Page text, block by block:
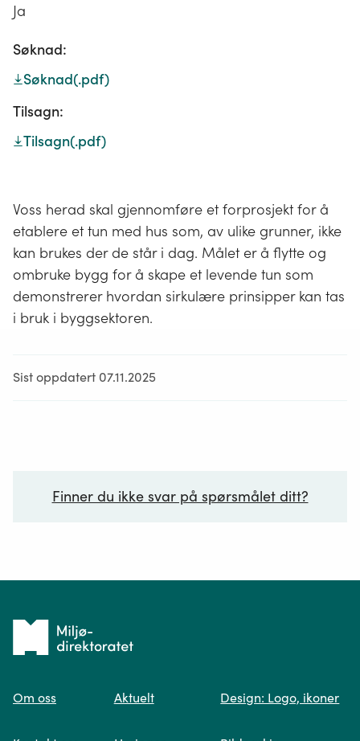
Ja
Søknad:
Søknad(.pdf)
Tilsagn:
Tilsagn(.pdf)
Voss herad skal gjennomføre et forprosjekt for å
etablere et tun med hus som, av ulike grunner, ikke
kan brukes der de står i dag. Målet er å flytte og
ombruke bygg for å skape et levende tun som
demonstrerer hvordan sirkulære prinsipper kan tas
i bruk i byggsektoren.
Sist oppdatert 07.11.2025
Finner du ikke svar på spørsmålet ditt?
Spør oss
Tilbake
forsiden
Om oss Aktuelt Design: Logo, ikoner